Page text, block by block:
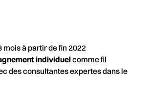
mois à partir de fin 2022
individuelcomme fil
des consultantes expertes dans le